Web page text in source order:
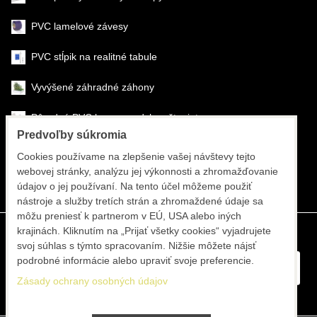
PVC lamelové závesy
PVC stĺpik na realitné tabule
Vyvýšené záhradné záhony
Pôrodné PVC boxy na odchov šteniat
Športové systémy
Predvoľby súkromia
Cookies používame na zlepšenie vašej návštevy tejto
webovej stránky, analýzu jej výkonnosti a zhromažďovanie
údajov o jej používaní. Na tento účel môžeme použiť
nástroje a služby tretích strán a zhromaždené údaje sa
môžu preniesť k partnerom v EÚ, USA alebo iných
krajinách. Kliknutím na „Prijať všetky cookies“ vyjadrujete
svoj súhlas s týmto spracovaním. Nižšie môžete nájsť
podrobné informácie alebo upraviť svoje preferencie.
Zásady ochrany osobných údajov